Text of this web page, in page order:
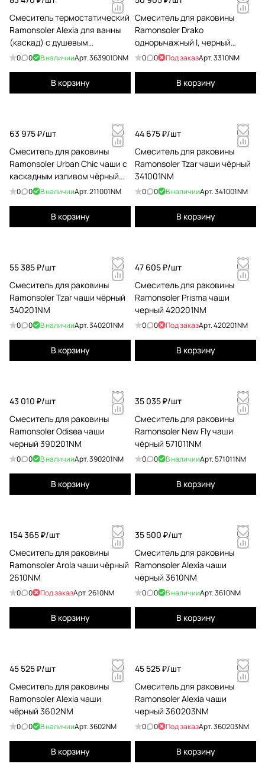
Смеситель термостатический
Ramonsoler Alexia для ванны
(каскад) с душевым
комплектом чёрный
0 0 В наличииАрт.363901DNM
В корзину
Смеситель для раковины
Ramonsoler Drako
однорычажный l, черный
3310NM
0 0 Под заказАрт.3310NM
В корзину
63 975 ₽/шт
Смеситель для раковины
Ramonsoler Urban Chic чаши с
каскадным изливом чёрный
211001NM
0 0 В наличииАрт.211001NM
В корзину
44 675 ₽/шт
Смеситель для раковины
Ramonsoler Tzar чаши чёрный
341001NM
0 0 В наличииАрт.341001NM
В корзину
55 385 ₽/шт
Смеситель для раковины
Ramonsoler Tzar чаши чёрный
340201NM
0 0 В наличииАрт.340201NM
В корзину
47 605 ₽/шт
Смеситель для раковины
Ramonsoler Prisma чаши
черный 420201NM
0 0 Под заказАрт.420201NM
В корзину
43 010 ₽/шт
Смеситель для раковины
Ramonsoler Odisea чаши
черный 390201NM
0 0 В наличииАрт.390201NM
В корзину
35 035 ₽/шт
Смеситель для раковины
Ramonsoler New Fly чаши
чёрный 571011NM
0 0 В наличииАрт.571011NM
В корзину
154 365 ₽/шт
Смеситель для раковины
Ramonsoler Arola чаши чёрный
2610NM
0 0 Под заказАрт.2610NM
В корзину
35 500 ₽/шт
Смеситель для раковины
Ramonsoler Alexia чаши
чёрный 3610NM
0 0 В наличииАрт.3610NM
В корзину
45 525 ₽/шт
Смеситель для раковины
Ramonsoler Alexia чаши
чёрный 3602NM
0 0 В наличииАрт.3602NM
В корзину
45 525 ₽/шт
Смеситель для раковины
Ramonsoler Alexia чаши
черный 360203NM
0 0 Под заказАрт.360203NM
В корзину